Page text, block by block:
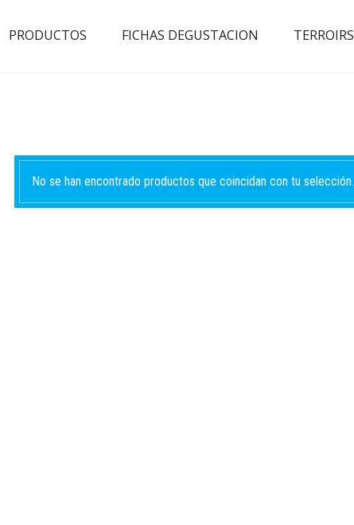
PRODUCTOS FICHAS DEGUSTACION TERROIRS
No se han encontrado productos que coincidan con tu selección.